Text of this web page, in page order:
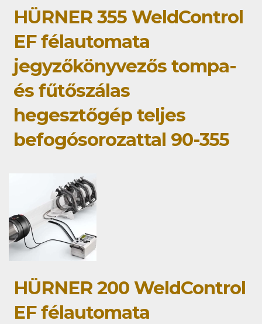
HÜRNER 355 WeldControl
EF félautomata
jegyzőkönyvezős tompa-
és fűtőszálas
hegesztőgép teljes
befogósorozattal 90-355
HÜRNER 200 WeldControl
EF félautomata